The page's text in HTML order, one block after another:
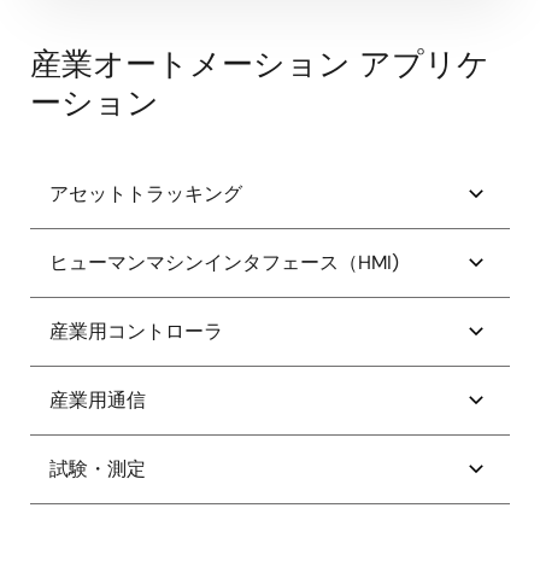
産業オートメーション アプリケ
ーション
アセットトラッキング
USBデータロガー
アクセスおよび追跡のためのユーザーバッジ
オフロードGPS誘導システム
クラウドソーシングによる位置追跡のための
Bluetooth Low Energyタグ
ヒューマンマシンインタフェース（HMI)
AI 搭載のスケーラブルな HMI SMARC SoM
CAN FD対応の業務用タッチパネル
エレベータおよびHMI向けNFC搭載静電容量式金属
タッチパネル
産業用コントローラ
Arm Cortex-A53搭載の産業用オートメーションプ
EtherCATおよびCAN接続を備えたマスフローコン
トローラ
産業用通信
4-20mA電流ループレシーバ
ASi-5用マルチセンサプラットフォーム
試験・測定